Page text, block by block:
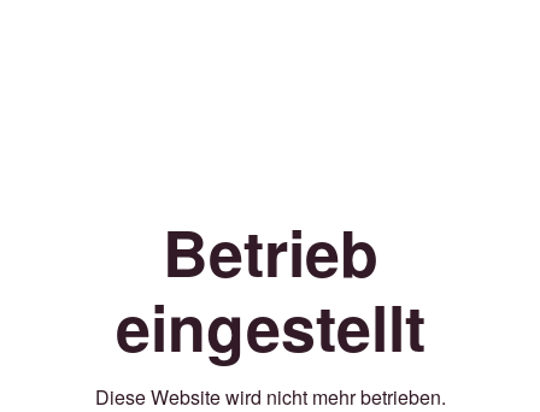
Betrieb
eingestellt
Diese Website wird nicht mehr betrieben.